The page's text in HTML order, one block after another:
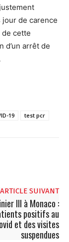
de carence
de cette
d’un arrêt de
19 test pcr
ARTICLE SUIVANT
III à Monaco :
positifs au
et des visites
suspendues